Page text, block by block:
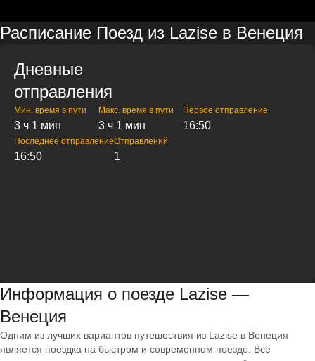
Расписание Поезд из Lazise в Венеция
Дневные
отправления
Мин. время в пути
3 ч 1 мин
Макс. время в пути
3 ч 1 мин
Первое отправление
16:50
Последнее отправление
16:50
Отправлений
1
Информация о поезде Lazise —
Венеция
Одним из лучших вариантов путешествия из Lazise в Венеция
является поездка на быстром и современном поезде. Все